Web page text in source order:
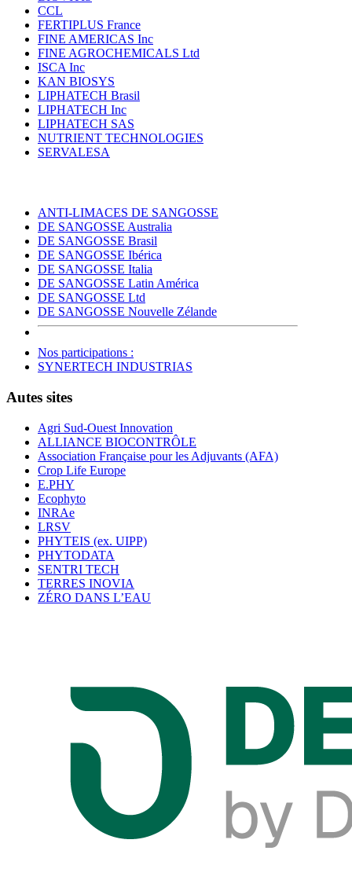
CCL
FERTIPLUS France
FINE AMERICAS Inc
FINE AGROCHEMICALS Ltd
ISCA Inc
KAN BIOSYS
LIPHATECH Brasil
LIPHATECH Inc
LIPHATECH SAS
NUTRIENT TECHNOLOGIES
SERVALESA
ANTI-LIMACES DE SANGOSSE
DE SANGOSSE Australia
DE SANGOSSE Brasil
DE SANGOSSE Ibérica
DE SANGOSSE Italia
DE SANGOSSE Latin América
DE SANGOSSE Ltd
DE SANGOSSE Nouvelle Zélande
Nos participations :
SYNERTECH INDUSTRIAS
Autes sites
Agri Sud-Ouest Innovation
ALLIANCE BIOCONTRÔLE
Association Française pour les Adjuvants (AFA)
Crop Life Europe
E.PHY
Ecophyto
INRAe
LRSV
PHYTEIS (ex. UIPP)
PHYTODATA
SENTRI TECH
TERRES INOVIA
ZÉRO DANS L’EAU